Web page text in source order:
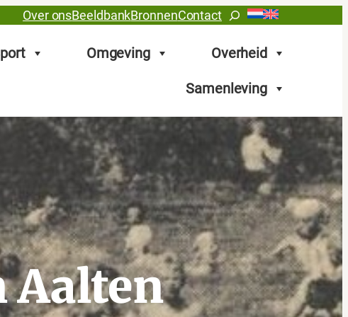
Over onsBeeldbankBronnenContactZoeken
Omgeving Overheid
Samenleving
Aalten